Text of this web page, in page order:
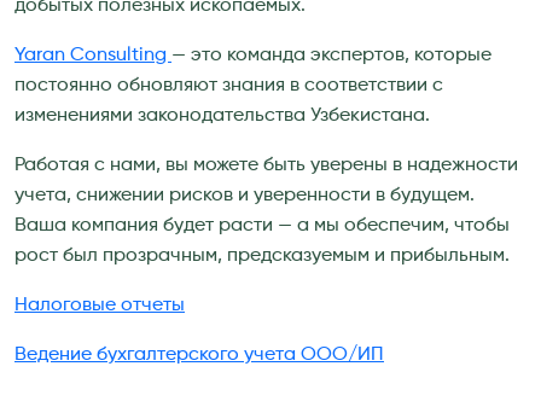
добытых полезных ископаемых.
Yaran Consulting — это команда экспертов, которые
постоянно обновляют знания в соответствии с
изменениями законодательства Узбекистана.
Работая с нами, вы можете быть уверены в надежности
учета, снижении рисков и уверенности в будущем.
Ваша компания будет расти — а мы обеспечим, чтобы
рост был прозрачным, предсказуемым и прибыльным.
Налоговые отчеты
Ведение бухгалтерского учета ООО/ИП